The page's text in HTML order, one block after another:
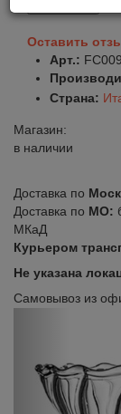
Оставить
Арт.: FC009
Страна:
Магазин:
в наличии
Доставка по
Доставка по МО:
МКаД
Курьером
Не указана
Самовывоз из